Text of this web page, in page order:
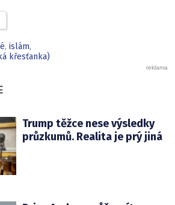
, islám,
křesťanka)
Trump těžce nese výsledky
průzkumů. Realita je prý jiná